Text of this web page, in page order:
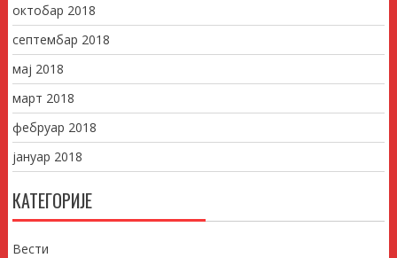
октобар 2018
септембар 2018
мај 2018
март 2018
фебруар 2018
јануар 2018
КАТЕГОРИЈЕ
Вести